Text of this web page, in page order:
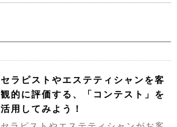
セラピストやエステティシャンを客
観的に評価する、「コンテスト」を
活用してみよう！